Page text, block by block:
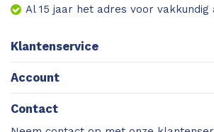
Al 15 jaar het adres voor vakkundig
Klantenservice
Account
Contact